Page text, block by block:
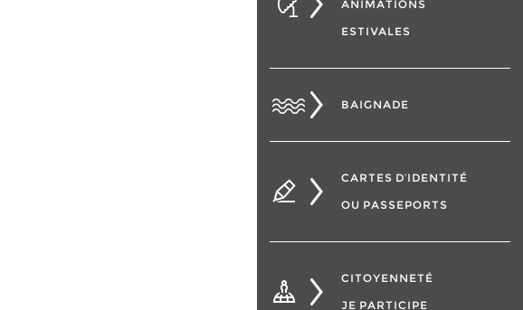
ANIMATIONS
ESTIVALES
BAIGNADE
CARTES D’IDENTITÉ
OU PASSEPORTS
CITOYENNETÉ
JE PARTICIPE